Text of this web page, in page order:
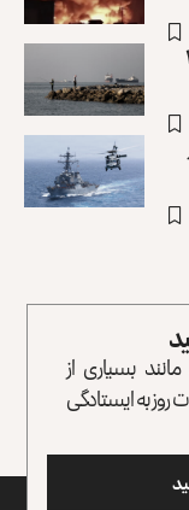
۱۸
بسیاری از
به ایستادگی